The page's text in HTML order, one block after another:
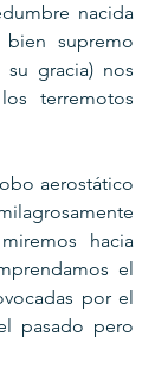
nacida
supremo
gracia) nos
terremotos
aerostático
hacia
el
por el
pasado pero